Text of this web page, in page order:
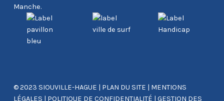
Manche.
© 2023 SIOUVILLE-HAGUE | PLAN DU SITE | MENTIONS
LÉGALES | POLITIQUE DE CONFIDENTIALITÉ | GESTION DES